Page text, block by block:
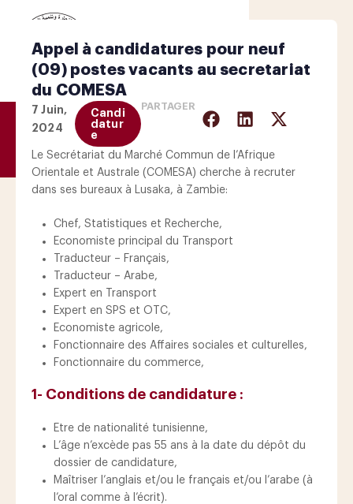
Appel à candidatures pour neuf
(09) postes vacants au secretariat
du COMESA
7 Juin,
2024
Candi
datur
e
PARTAGER
Le Secrétariat du Marché Commun de l’Afrique
Orientale et Australe (COMESA) cherche à recruter
dans ses bureaux à Lusaka, à Zambie:
Chef, Statistiques et Recherche,
Economiste principal du Transport
Traducteur – Français,
Traducteur – Arabe,
Expert en Transport
Expert en SPS et OTC,
Economiste agricole,
Fonctionnaire des Affaires sociales et culturelles,
Fonctionnaire du commerce,
1- Conditions de candidature :
Etre de nationalité tunisienne,
L’âge n’excède pas 55 ans à la date du dépôt du
dossier de candidature,
Maîtriser l’anglais et/ou le français et/ou l’arabe (à
l’oral comme à l’écrit).